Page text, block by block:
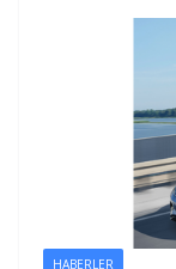
HABERLER